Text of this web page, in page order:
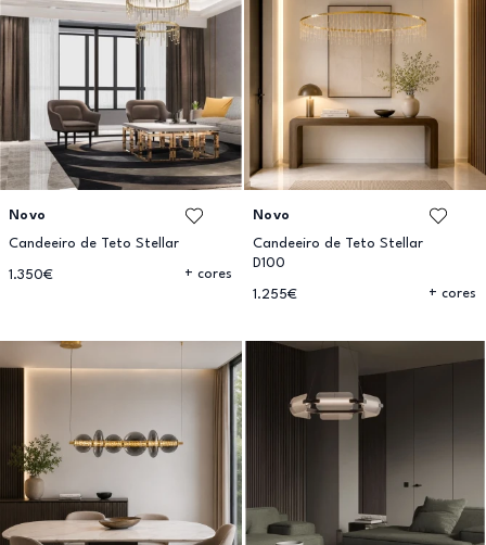
Novo
Candeeiro de Teto Stellar
1.350€ + cores
Novo
Candeeiro de Teto Stellar
D100
1.255€ + cores